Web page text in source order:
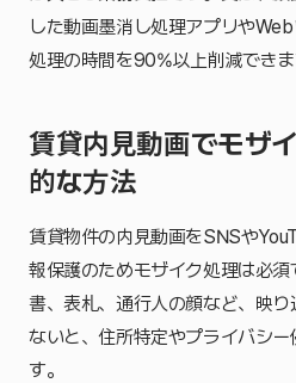
した動画墨消し処理アプリや
処理の時間を90%以上削減できま
賃貸内見動画でモザ
的な方法
賃貸物件の内見動画をSNSや
報保護のためモザイク処理は必
書、表札、通行人の顔など、映
ないと、住所特定やプライバシ
す。